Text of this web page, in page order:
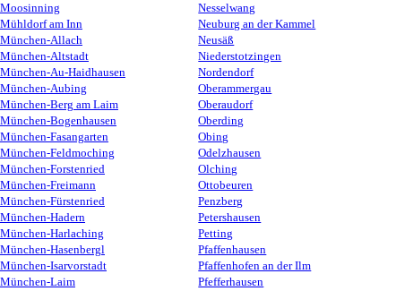
Moosinning
Mühldorf am Inn
München-Allach
München-Altstadt
München-Au-Haidhausen
München-Aubing
München-Berg am Laim
München-Bogenhausen
München-Fasangarten
München-Feldmoching
München-Forstenried
München-Freimann
München-Fürstenried
München-Hadern
München-Harlaching
München-Hasenbergl
München-Isarvorstadt
München-Laim
Nesselwang
Neuburg an der Kammel
Neusäß
Niederstotzingen
Nordendorf
Oberammergau
Oberaudorf
Oberding
Obing
Odelzhausen
Olching
Ottobeuren
Penzberg
Petershausen
Petting
Pfaffenhausen
Pfaffenhofen an der Ilm
Pfefferhausen